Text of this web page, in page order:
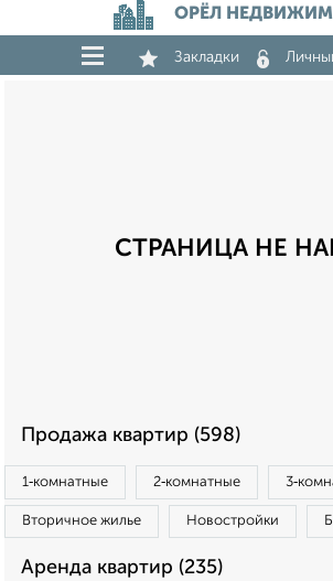
ОРЁЛ
Закладки
СТРАНИЦА НЕ
Продажа квартир (598)
1‑комнатные 2‑комнатные
Вторичное жилье Новостройки
Аренда квартир (235)